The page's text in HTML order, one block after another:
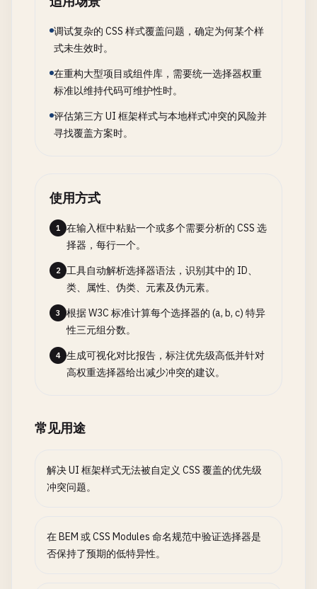
调试复杂的 CSS 样式覆盖问题，确定为何某个样
式未生效时。
在重构大型项目或组件库，需要统一选择器权重
标准以维持代码可维护性时。
评估第三方 UI 框架样式与本地样式冲突的风险并
寻找覆盖方案时。
使用方式
1
在输入框中粘贴一个或多个需要分析的 CSS 选
择器，每行一个。
2
工具自动解析选择器语法，识别其中的 ID、
类、属性、伪类、元素及伪元素。
3
根据 W3C 标准计算每个选择器的 (a, b, c) 特异
性三元组分数。
4
生成可视化对比报告，标注优先级高低并针对
高权重选择器给出减少冲突的建议。
常见用途
解决 UI 框架样式无法被自定义 CSS 覆盖的优先级
冲突问题。
在 BEM 或 CSS Modules 命名规范中验证选择器是
否保持了预期的低特异性。